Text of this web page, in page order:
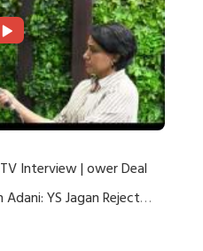
Interview | ower Deal
YS Jagan Rejects